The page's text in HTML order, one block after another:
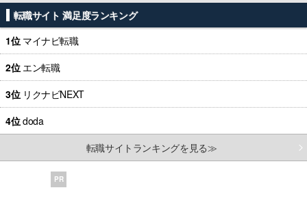
転職サイト 満足度ランキング
1位 マイナビ転職
2位 エン転職
3位 リクナビNEXT
4位doda
転職サイトランキングを見る≫
PR